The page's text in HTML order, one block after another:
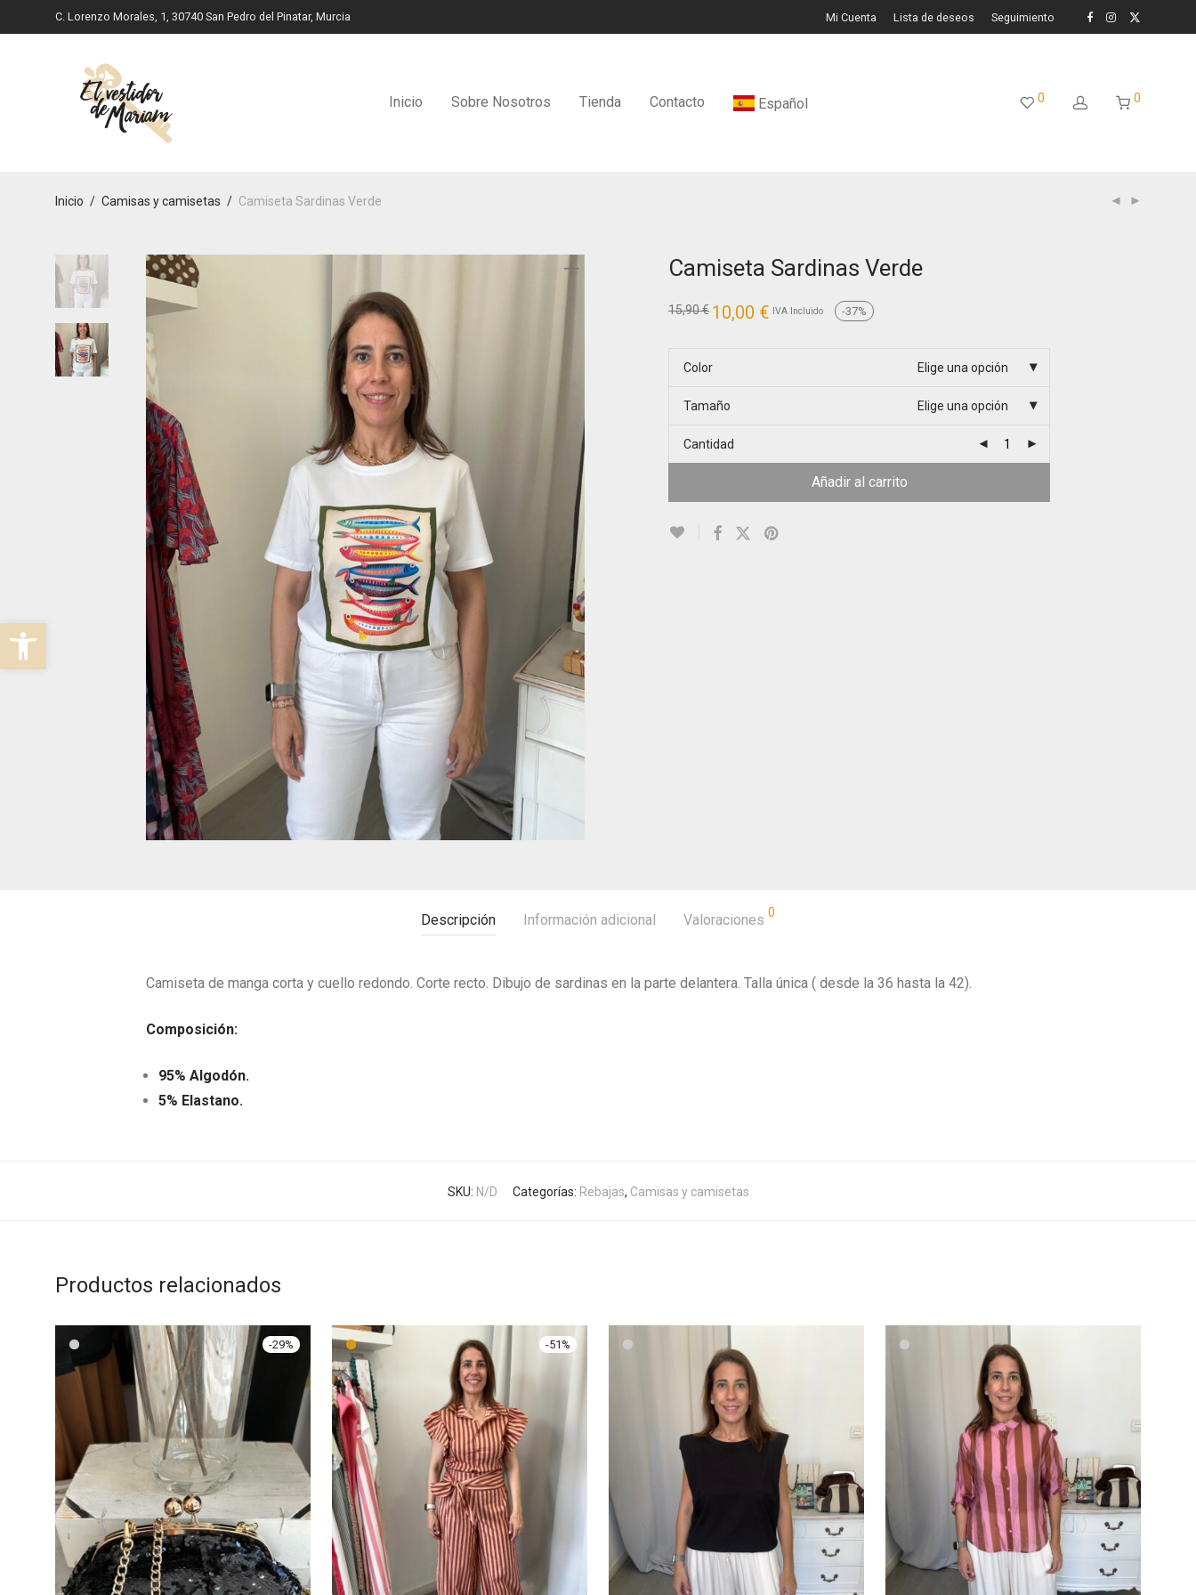
Abrir barra de herramientas
C. Lorenzo Morales, 1, 30740 San Pedro del Pinatar, Murcia Mi Cuenta Lista de deseos Seguimiento
Inicio Sobre Nosotros Tienda Contacto Español 0 0
Inicio / Camisas y camisetas / Camiseta Sardinas Verde
Camiseta Sardinas Verde
15,90€ El
precio
10,00 € El
IVA Incluido -37%
Color Elige una opción
Tamaño Elige una opción
Cantidad
Añadir al carrito
Descripción Información adicional Valoraciones 0
Camiseta de manga corta y cuello redondo. Corte recto. Dibujo de sardinas en la parte delantera. Talla única ( desde la 36 hasta la 42).
Composición:
95% Algodón.
5% Elastano.
SKU: N/D Categorías: Rebajas, Camisas y camisetas
Productos relacionados
-29% -51 %